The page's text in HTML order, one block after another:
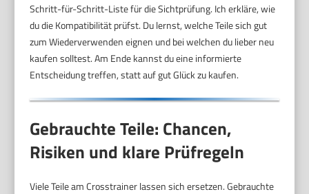
Schritt-für-Schritt-Liste für die Sichtprüfung. Ich erkläre, wie
du die Kompatibilität prüfst. Du lernst, welche Teile sich gut
zum Wiederverwenden eignen und bei welchen du lieber neu
kaufen solltest. Am Ende kannst du eine informierte
Entscheidung treffen, statt auf gut Glück zu kaufen.
Gebrauchte Teile: Chancen,
Risiken und klare Prüfregeln
Viele Teile am Crosstrainer lassen sich ersetzen. Gebrauchte